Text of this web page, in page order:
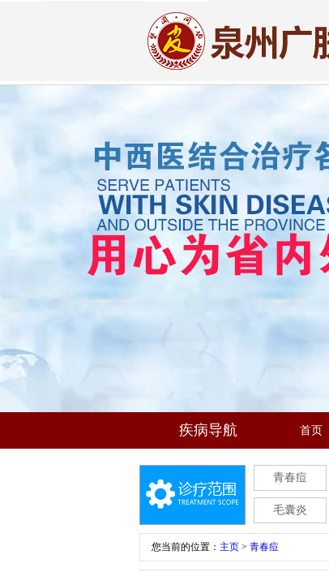
疾病导航 首页
青春痘
毛囊炎
您当前的位置： 主页 > 青春痘